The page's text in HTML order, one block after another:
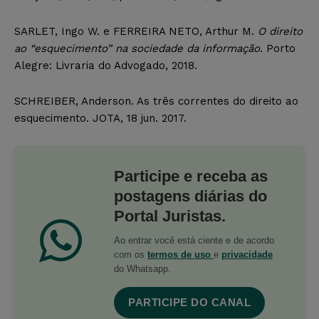
SARLET, Ingo W. e FERREIRA NETO, Arthur M. O direito
ao “esquecimento” na sociedade da informação. Porto
Alegre: Livraria do Advogado, 2018.
SCHREIBER, Anderson. As três correntes do direito ao
esquecimento. JOTA, 18 jun. 2017.
Participe e receba as
postagens diárias do
Portal Juristas.
Ao entrar você está ciente e de acordo
com os termos de uso e privacidade
do Whatsapp.
PARTICIPE DO CANAL